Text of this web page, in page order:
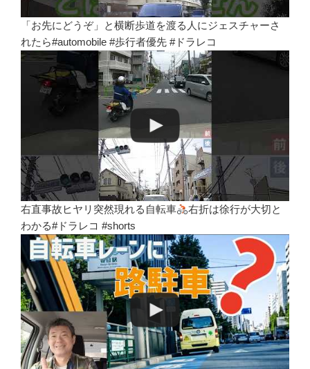
「お先にどうぞ」と横断歩道を渡る人にジェスチャーさ
れたら#automobile #歩行者優先 #ドラレコ
右直事故ヒヤリ突然現れる自転車
右折は徐行が大切と
わかる#ドラレコ #shorts